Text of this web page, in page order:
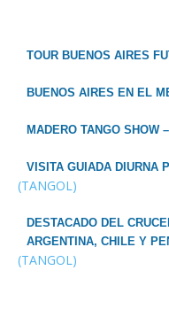
TOUR BUENOS AIRES
BUENOS AIRES EN EL
MADERO TANGO SHOW
VISITA GUIADA DIURNA
(TANGOL)
DESTACADO DEL
ARGENTINA, CHILE Y
(TANGOL)